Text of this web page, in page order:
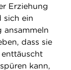
Erziehung
sich ein
dass sie
kann,